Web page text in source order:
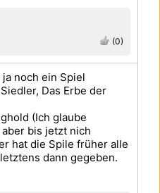
(0)
noch ein Spiel
Das Erbe der
(Ich glaube
bis jetzt nich
hat die Spile früher alle
dann gegeben.